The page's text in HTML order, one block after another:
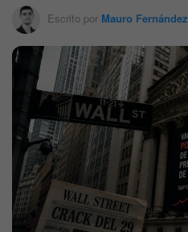
Escrito por Mauro Fernández